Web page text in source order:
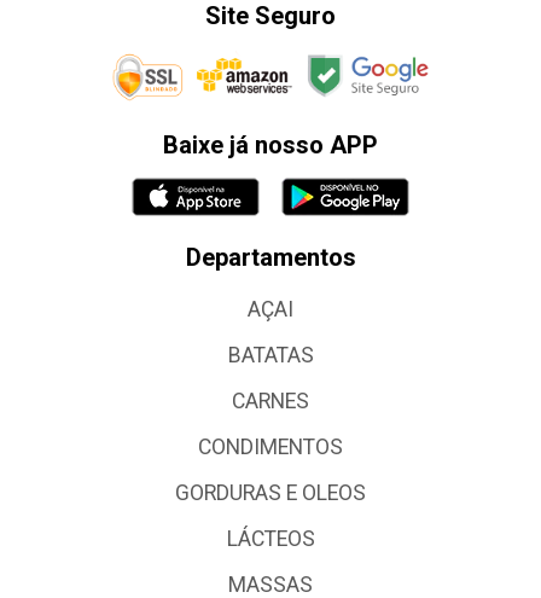
Site Seguro
Baixe já nosso APP
Departamentos
AÇAI
BATATAS
CARNES
CONDIMENTOS
GORDURAS E OLEOS
LÁCTEOS
MASSAS